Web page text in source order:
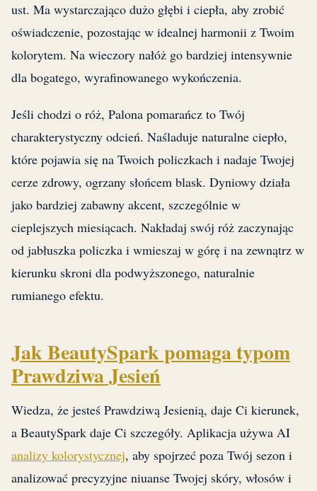
ust. Ma wystarczająco dużo głębi i ciepła, aby zrobić
oświadczenie, pozostając w idealnej harmonii z Twoim
kolorytem. Na wieczory nałóż go bardziej intensywnie
dla bogatego, wyrafinowanego wykończenia.
Jeśli chodzi o róż, Palona pomarańcz to Twój
charakterystyczny odcień. Naśladuje naturalne ciepło,
które pojawia się na Twoich policzkach i nadaje Twojej
cerze zdrowy, ogrzany słońcem blask. Dyniowy działa
jako bardziej zabawny akcent, szczególnie w
cieplejszych miesiącach. Nakładaj swój róż zaczynając
od jabłuszka policzka i wmieszaj w górę i na zewnątrz w
kierunku skroni dla podwyższonego, naturalnie
rumianego efektu.
Jak BeautySpark pomaga typom
Prawdziwa Jesień
Wiedza, że jesteś Prawdziwą Jesienią, daje Ci kierunek,
a BeautySpark daje Ci szczegóły. Aplikacja używa AI
analizy kolorystycznej, aby spojrzeć poza Twój sezon i
analizować precyzyjne niuanse Twojej skóry, włosów i